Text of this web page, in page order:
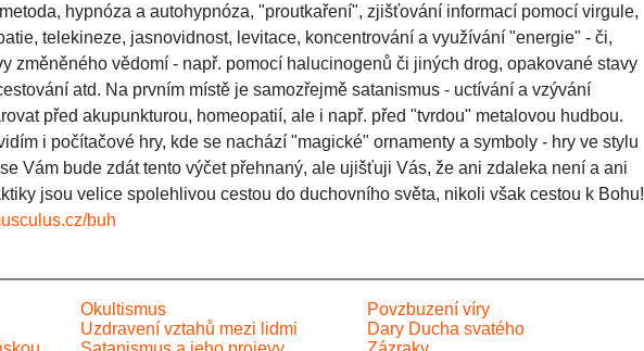
hypnóza a autohypnóza, "proutkaření", zjišťování informací pomocí virgule,
telekineze, jasnovidnost, levitace, koncentrování a využívání "energie" - či,
změněného vědomí - např. pomocí halucinogenů či jiných drog, opakované stavy
atd. Na prvním místě je samozřejmě satanismus - uctívání a vzývání
před akupunkturou, homeopatií, ale i např. před "tvrdou" metalovou hudbou.
i počítačové hry, kde se nachází "magické" ornamenty a symboly - hry ve stylu
Vám bude zdát tento výčet přehnaný, ale ujišťuji Vás, že ani zdaleka není a ani
jsou velice spolehlivou cestou do duchovního světa, nikoli však cestou k Bohu!
buh
Okultismus
Povzbuzení víry
Uzdravení vztahů mezi lidmi
Dary Ducha svatého